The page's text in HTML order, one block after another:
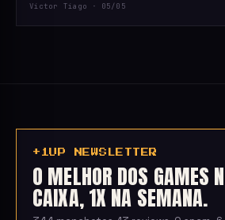
Victor Tiago · 05/05
+1UP NEWSLETTER
O MELHOR DOS GAMES
CAIXA, 1X NA SEMANA.